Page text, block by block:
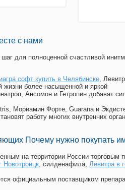
с нами
для полноценной счастливой
софт купить в Челябинске,
жизни более насыщенной и яркой
Ансомон и Гетропин добавят
Мориамин Форте, Guarana и
работу многих внутренних
Почему нужно покупать
на территории России торговым
Новотроицк, силденафила, Левитра в
официальным поставщиком